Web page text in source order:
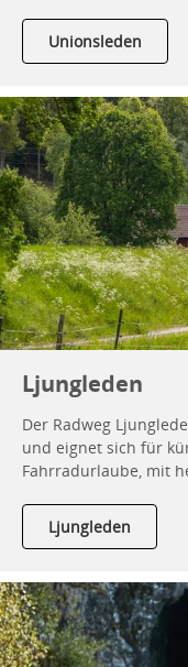
Unionsleden
Ljungleden
Der Radweg
und eignet sich für
Fahrradurlaube, mit
Ljungleden